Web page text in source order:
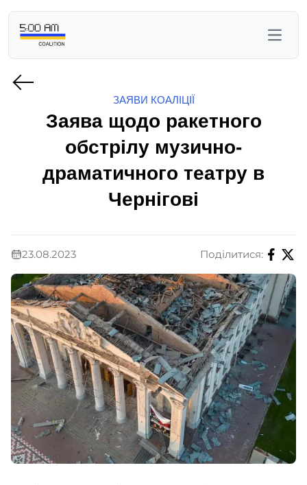
ЗАЯВИ КОАЛІЦІЇ
Заява щодо ракетного
обстрілу музично-
драматичного театру в
Чернігові
23.08.2023 Поділитися: